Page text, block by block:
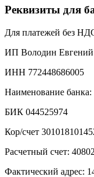
Реквизиты для
Для платежей без
ИП Володин Евгений
ИНН 772448686005
Наименование
БИК 044525974
Кор/счет
Расчетный счет:
Фактический адрес: